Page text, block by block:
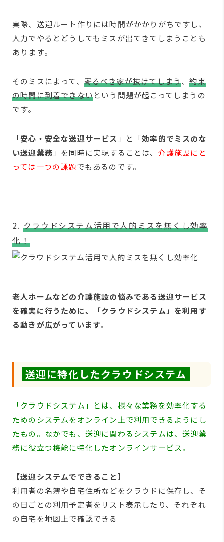
実際、送迎ルート作りには時間がかかりがちですし、
人力でやるとどうしてもミスが出てきてしまうことも
あります。
そのミスによって、 寄るべき家が抜けてしまう、約束
の時間に到着できないという問題が起こってしまうの
です。
「安心・安全な送迎サービス 」と「効率的でミスのな
い送迎業務 」を同時に実現することは、 介護施設にと
っては一つの課題でもあるのです。
2. クラウドシステム活用で人的ミスを無くし効率
化！
老人ホームなどの介護施設の悩みである送迎サービス
を確実に行うために、「クラウドシステム」を利用す
る動きが広がっています。
送迎に特化したクラウドシステム
「クラウドシステム」とは、様々な業務を効率化する
ためのシステムをオンライン上で利用できるようにし
たもの。なかでも、送迎に関わるシステムは、送迎業
務に役立つ機能に特化したオンラインサービス。
【送迎システムでできること】
利用者の名簿や自宅住所などをクラウドに保存し、そ
の日ごとの利用予定者をリスト表示したり、それぞれ
の自宅を地図上で確認できる